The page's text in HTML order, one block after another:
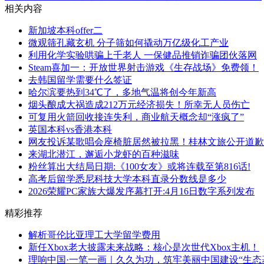
相关内容
新加坡本科offer二
微观筛孔藏玄机 分子筛如何撬动万亿级化工产业
利用化学实验哄骗上千老人 一保健品推销诈骗团伙落网
Steam喜加一：开放世界射击游戏《生存战场》免费领！
去韩国留学需要什么签证
哈尔滨要热到34℃了，多地气温将创今年新高
烟头酿成大祸造成212万元经济损失！所幸无人员伤亡
可复用火箭回收接连失利，商业航天概念却“涨疯了”
英国本科vs香港本科
网友投诉某歌唱会座椅脏居然被拉黑！桂林文旅公开道歉
来湖北潜江，邂逅小龙虾的百种滋味
粉丝算出大结局日期:《100女友》或将连载至第816话!
高考后留学悉尼科技大学本科直录分数线是多少
2026荣耀PC家族大爆发序幕打开:4月16日数字系列发布
精彩推荐
解析哥伦比亚理工大学留学费用
新任Xbox老大披露未来战略：核心是次世代Xbox主机！
理响中国·一笔一画｜久久为功，筑牢美丽中国建设“生态